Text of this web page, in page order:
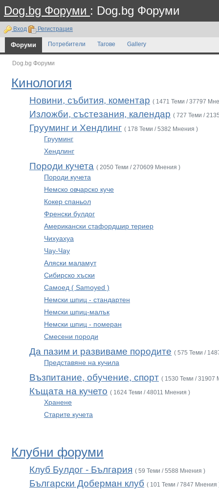
Dog.bg Форуми : Dog.bg Форуми
Вход Регистрация
Форуми Потребители Тагове Gallery
Dog.bg Форуми
Кинология
Новини, събития, коментар ( 1471 Теми / 37797
Изложби, състезания, календар ( 727 Теми /
Грууминг и Хендлинг ( 178 Теми / 5382 Мнения )
Грууминг
Хендлинг
Породи кучета ( 2050 Теми / 270609 Мнения )
Породи кучета
Немско овчарско куче
Кокер спаньол
Френски булдог
Американски стафордшир териер
Чихуахуа
Чау-Чау
Аляски маламут
Сибирско хъски
Самоед ( Samoyed )
Немски шпиц - стандартен
Немски шпиц-малък
Немски шпиц - померан
Смесени породи
Да пазим и развиваме породите ( 575 Теми /
Представяне на кучила
Възпитание, обучение, спорт ( 1530 Теми / 31907
Къщата на кучето ( 1624 Теми / 48011 Мнения )
Хранене
Старите кучета
Клубни форуми
Клуб Булдог - България ( 59 Теми / 5588 Мнения )
Български Доберман клуб ( 101 Теми / 7847 Мнения